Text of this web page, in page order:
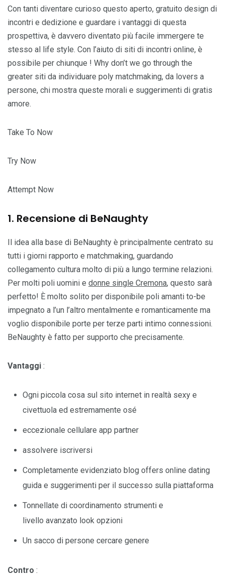
Con tanti diventare curioso questo aperto, gratuito design di
incontri e dedizione e guardare i vantaggi di questa
prospettiva, è davvero diventato più facile immergere te
stesso al life style. Con l’aiuto di siti di incontri online, è
possibile per chiunque ! Why don’t we go through the
greater siti da individuare poly matchmaking, da lovers a
persone, chi mostra queste morali e suggerimenti di gratis
amore.
Take To Now
Try Now
Attempt Now
1. Recensione di BeNaughty
Il idea alla base di BeNaughty è principalmente centrato su
tutti i giorni rapporto e matchmaking, guardando
collegamento cultura molto di più a lungo termine relazioni.
Per molti poli uomini e donne single Cremona, questo sarà
perfetto! È molto solito per disponibile poli amanti to-be
impegnato a l’un l’altro mentalmente e romanticamente ma
voglio disponibile porte per terze parti intimo connessioni.
BeNaughty è fatto per supporto che precisamente.
Vantaggi :
Ogni piccola cosa sul sito internet in realtà sexy e
civettuola ed estremamente osé
eccezionale cellulare app partner
assolvere iscriversi
Completamente evidenziato blog offers online dating
guida e suggerimenti per il successo sulla piattaforma
Tonnellate di coordinamento strumenti e
livello avanzato look opzioni
Un sacco di persone cercare genere
Contro :